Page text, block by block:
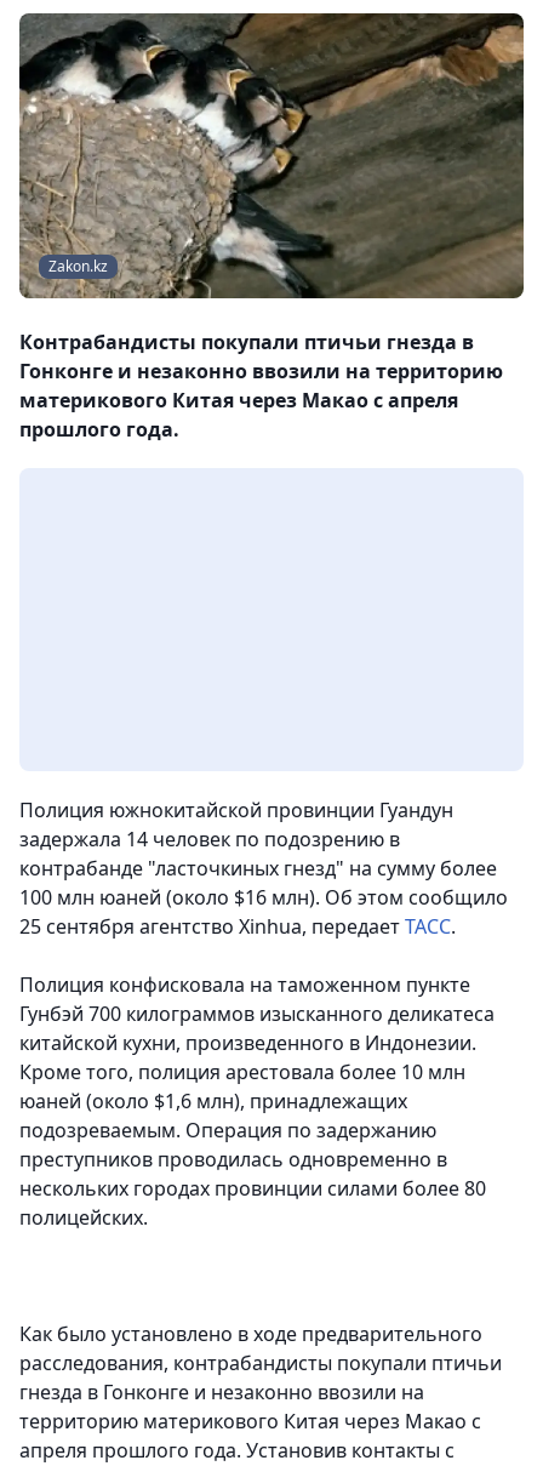
Zakon.kz
Контрабандисты покупали птичьи гнезда в
Гонконге и незаконно ввозили на территорию
материкового Китая через Макао с апреля
прошлого года.
Полиция южнокитайской провинции Гуандун
задержала 14 человек по подозрению в
контрабанде "ласточкиных гнезд" на сумму более
100 млн юаней (около $16 млн). Об этом сообщило
25 сентября агентство Xinhua, передаетТАСС.
Полиция конфисковала на таможенном пункте
Гунбэй 700 килограммов изысканного деликатеса
китайской кухни, произведенного в Индонезии.
Кроме того, полиция арестовала более 10 млн
юаней (около $1,6 млн), принадлежащих
подозреваемым. Операция по задержанию
преступников проводилась одновременно в
нескольких городах провинции силами более 80
полицейских.
Как было установлено в ходе предварительного
расследования, контрабандисты покупали птичьи
гнезда в Гонконге и незаконно ввозили на
территорию материкового Китая через Макао с
апреля прошлого года. Установив контакты с